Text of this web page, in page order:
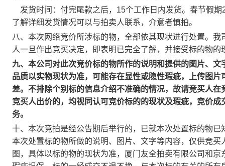
发货时间：付完尾款之后，15个工作日内发货。春节假
了解详细发货情况可以与拍卖人联系，介意者慎拍。
八、本次网络竞价所涉标的物，全部依其现状进行处置。
人一旦作出竞买决定，即表明已完全了解，并接受标的物
九、本公司对此次竞价标的物所作的说明和提供的图片、
品质以实物现状为准，可能存在显性或隐性瑕疵，上传图
差。不排除个别标的信息介绍不准确的情况，故请竞买人
竞买人出价的，均视同认可竞价标的的现状及瑕疵，竞价
务。
十、本次竞拍是经公告期后举行的，已就本次处置标的物
本次处置标的物所做的说明、图片、文字等内容，仅供竞
图，具体以标的物的现状为准，厦门友全拍卖有限公司和